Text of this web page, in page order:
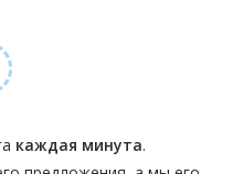
каждая минута.